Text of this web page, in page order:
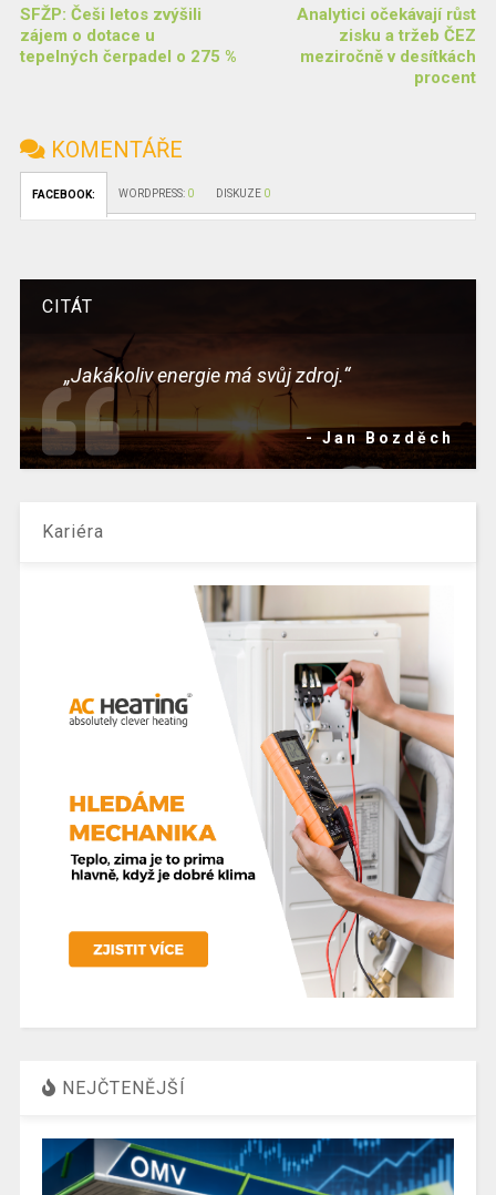
SFŽP: Češi letos zvýšili
zájem o dotace u
tepelných čerpadel o 275 %
Analytici očekávají růst
zisku a tržeb ČEZ
meziročně v desítkách
procent
KOMENTÁŘE
FACEBOOK: WORDPRESS: 0 DISKUZE 0
CITÁT
„Jakákoliv energie má svůj zdroj.“
- Jan Bozděch
Kariéra
NEJČTENĚJŠÍ